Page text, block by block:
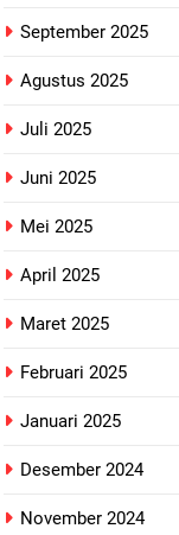
September 2025
Agustus 2025
Juli 2025
Juni 2025
Mei 2025
April 2025
Maret 2025
Februari 2025
Januari 2025
Desember 2024
November 2024